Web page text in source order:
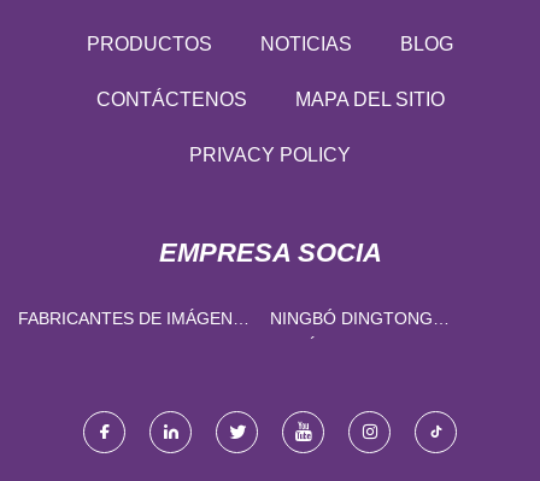
PRODUCTOS NOTICIAS BLOG
CONTÁCTENOS MAPA DEL SITIO
PRIVACY POLICY
EMPRESA SOCIA
FABRICANTES DE IMÁGENES
NINGBÓ DINGTONG